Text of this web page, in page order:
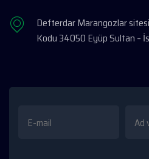
Defterdar Marangozlar
Kodu 34050 Eyüp Sultan –